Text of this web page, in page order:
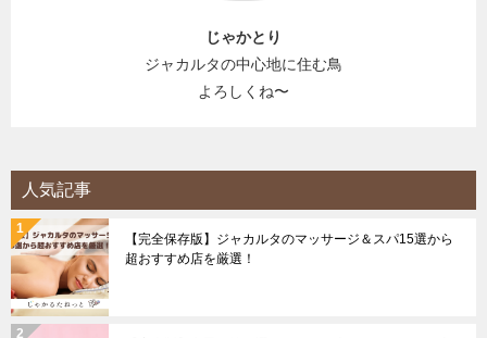
じゃかとり
ジャカルタの中心地に住む鳥
よろしくね〜
人気記事
【完全保存版】ジャカルタのマッサージ＆スパ15選から
超おすすめ店を厳選！